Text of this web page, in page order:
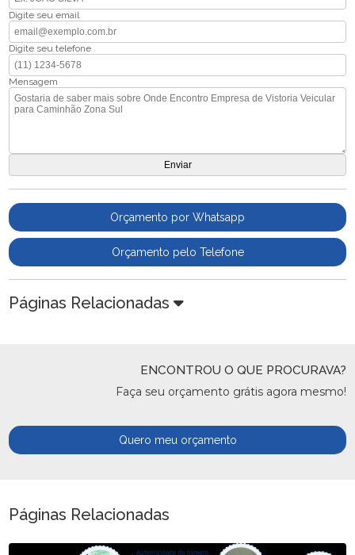
Digite seu email
Digite seu telefone
Mensagem
Orçamento por Whatsapp
Orçamento pelo Telefone
Páginas Relacionadas
ENCONTROU O QUE PROCURAVA?
Faça seu orçamento grátis agora mesmo!
Quero meu orçamento
Páginas Relacionadas